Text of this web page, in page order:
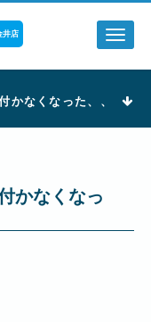
Toggle
井店
かなくなった、、
かなくなっ